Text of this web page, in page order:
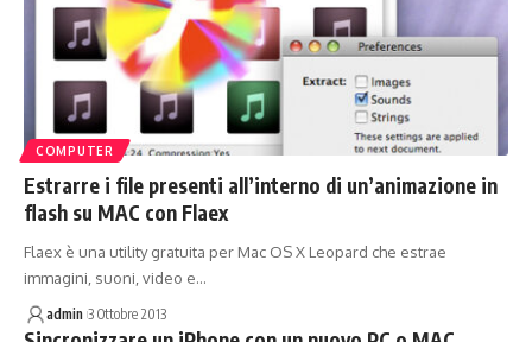
COMPUTER
Estrarre i file presenti all’interno di un’animazione in
flash su MAC con Flaex
Flaex è una utility gratuita per Mac OS X Leopard che estrae
immagini, suoni, video e…
admin 3 Ottobre 2013